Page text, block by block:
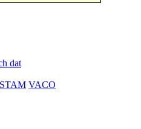
dat
STAM VACO